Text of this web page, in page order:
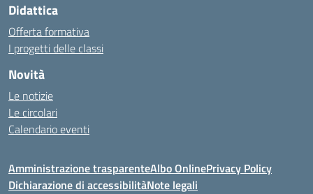
Didattica
Offerta formativa
I progetti delle classi
Novità
Le notizie
Le circolari
Calendario eventi
Amministrazione trasparenteAlbo OnlinePrivacy Policy
Dichiarazione di accessibilitàNote legali